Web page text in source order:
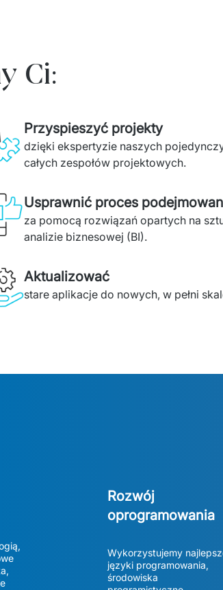
Ci:
Przyspieszyć projekty
dzięki ekspertyzie naszych
całych zespołów projektowych.
Usprawnić proces
za pomocą rozwiązań opartych na
analizie biznesowej (BI).
Aktualizować
stare aplikacje do nowych, w pełni
Rozwój
oprogramowania
Wykorzystujemy
języki programowania,
środowiska